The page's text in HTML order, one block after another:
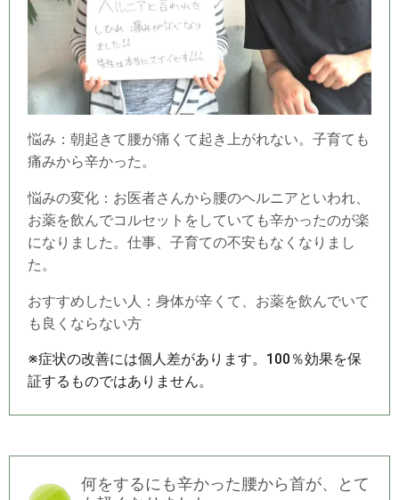
悩み：朝起きて腰が痛くて起き上がれない。子育ても
痛みから辛かった。
悩みの変化：お医者さんから腰のヘルニアといわれ、
お薬を飲んでコルセットをしていても辛かったのが楽
になりました。仕事、子育ての不安もなくなりまし
た。
おすすめしたい人：身体が辛くて、お薬を飲んでいて
も良くならない方
※症状の改善には個人差があります。100％効果を保
証するものではありません。
何をするにも辛かった腰から首が、とて